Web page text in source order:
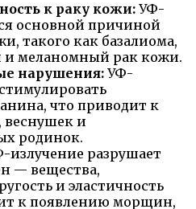
к раку кожи:УФ-
основной причиной
такого как базалиома,
и меланомный рак кожи.
нарушения: УФ-
что приводит к
веснушек и
родинок.
излучение разрушает
— вещества,
и эластичность
к появлению морщин,